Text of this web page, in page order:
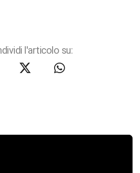
l'articolo su: